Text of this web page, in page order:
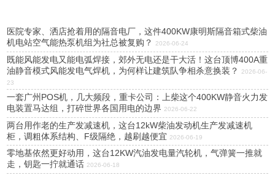
医院专家、洒店抢着用的隔音电厂，这件400KW康明斯隔音箱式柴油
机电站空气能热泵机组为社总被复购？
2026-06-24
既能风能发电又能电弧焊接，郊外无电还是干大活！这台顶博400A重
油静音模式风能发电气焊机，为何样让建筑队争相杀意换装？
2026-06-
23
一套广州POS机，几大频段，重卡公司：上柴这个400KW静音火力发
电装置马达组，打碎世界各国用电的边界 2026-06-22
两台用作老的生产发减速机，这台12kW柴油发动机生产发减速机
柜，调粗体系结构、F级隔绝，越刷越便宜 2026-06-19
零地基依然更好动用，这台12KW汽油发电量汽轮机，气弹簧一推就
走，钥匙一拧就通话 2026-06-18